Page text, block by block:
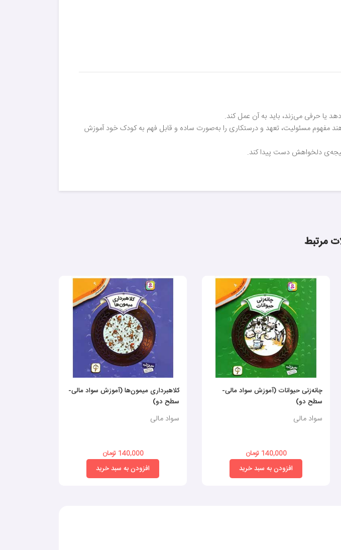
یا حرفی می‌زند، باید به آن عمل کند.
مفهوم مسئولیت، تعهد و درستکاری را به‌صورت ساده و قابل فهم به کودک خود آموزش
دلخواهش دست پیدا کند.
مرتبط
چانه‌زنی حیوانات (آموزش سواد مالی-
سطح دو)
سواد مالی
140,000 تومان
افزودن به سبد خرید
کلاهبرداری میمون‌ها (آموزش سواد مالی-
سطح دو)
سواد مالی
140,000 تومان
افزودن به سبد خرید